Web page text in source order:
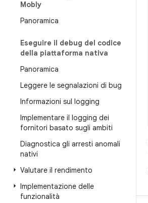
Mobly
Panoramica
Eseguire il debug del codice
della piattaforma nativa
Panoramica
Leggere le segnalazioni di bug
Informazioni sul logging
Implementare il logging dei
fornitori basato sugli ambiti
Diagnostica gli arresti anomali
nativi
Valutare il rendimento
Implementazione delle
funzionalità